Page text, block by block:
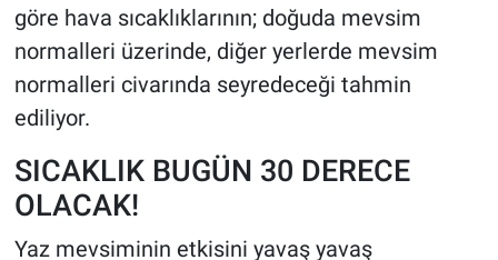
göre hava sıcaklıklarının; doğuda mevsim
normalleri üzerinde, diğer yerlerde mevsim
normalleri civarında seyredeceği tahmin
ediliyor.
SICAKLIK BUGÜN 30 DERECE
OLACAK!
Yaz mevsiminin etkisini yavaş yavaş